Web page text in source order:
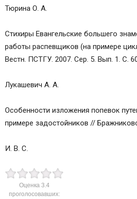
Тюрина О. А.
Стихиры Евангельские большего
работы распевщиков (на примере
Вестн. ПСТГУ. 2007. Сер. 5. Вып. 1. С.
Лукашевич А. А.
Особенности изложения попевок
примере задостойников //
И. В. С.
Оценка 3.4
проголосовавших: